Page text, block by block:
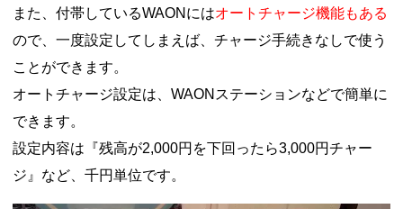
また、付帯しているWAONにはオートチャージ機能もある
ので、一度設定してしまえば、チャージ手続きなしで使う
ことができます。
オートチャージ設定は、WAONステーションなどで簡単に
できます。
設定内容は『残高が2,000円を下回ったら3,000円チャー
ジ』など、千円単位です。